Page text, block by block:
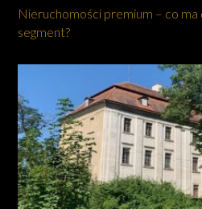
Nieruchomości premium – co
segment?